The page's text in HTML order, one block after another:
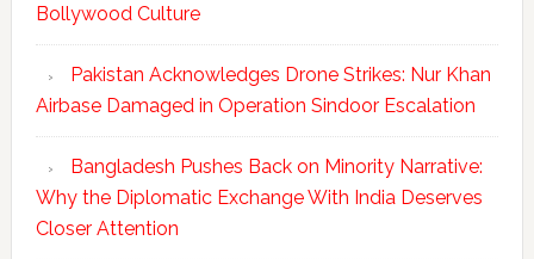
Bollywood Culture
Pakistan Acknowledges Drone Strikes: Nur Khan
Airbase Damaged in Operation Sindoor Escalation
Bangladesh Pushes Back on Minority Narrative:
Why the Diplomatic Exchange With India Deserves
Closer Attention